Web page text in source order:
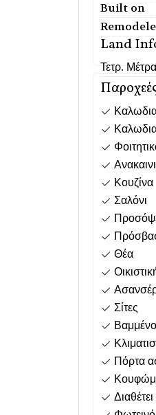
Built on
Land
Τετρ. Μέτρα
Κουζίνα
Σαλόνι
Θέα
Σίτες
Βαμμένο
Πόρτα